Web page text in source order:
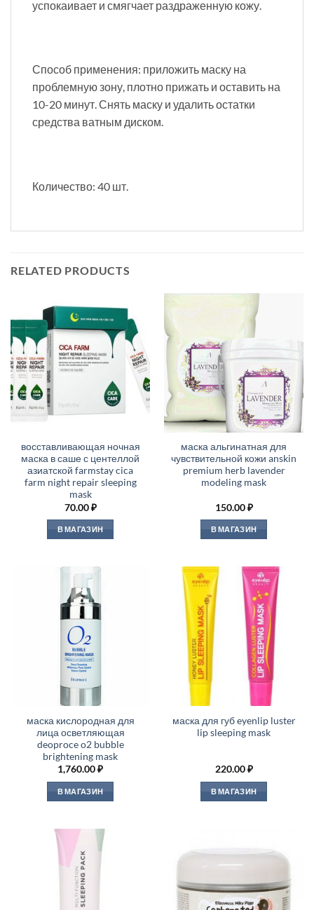
успокаивает и смягчает раздраженную кожу.
Способ применения: приложить маску на
проблемную зону, плотно прижать и оставить на
10-20 минут. Снять маску и удалить остатки
средства ватным диском.
Количество: 40 шт.
RELATED PRODUCTS
восставливающая ночная
маска в саше с центеллой
азиатской farmstay cica
farm night repair sleeping
mask
70.00₽
В МАГАЗИН
маска альгинатная для
чувствительной кожи anskin
premium herb lavender
modeling mask
150.00₽
В МАГАЗИН
маска кислородная для
лица осветляющая
deoproce o2 bubble
brightening mask
1,760.00₽
В МАГАЗИН
маска для губ eyenlip luster
lip sleeping mask
220.00₽
В МАГАЗИН